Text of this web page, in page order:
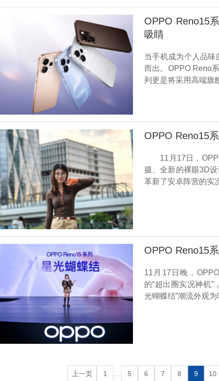
OPPO Reno15
吸睛
当手机成为个人品
而出。OPPO Reno
列更是将采用高端旗
OPPO Reno15
11月17日，OPPO
摄、全新的裸眼3D
革新了安卓阵营的实
OPPO Reno15
11月17日晚，
的“超出圈实况神机
光蝴蝶结”潮流外观
上一页 1 5 6 7 8 9 10